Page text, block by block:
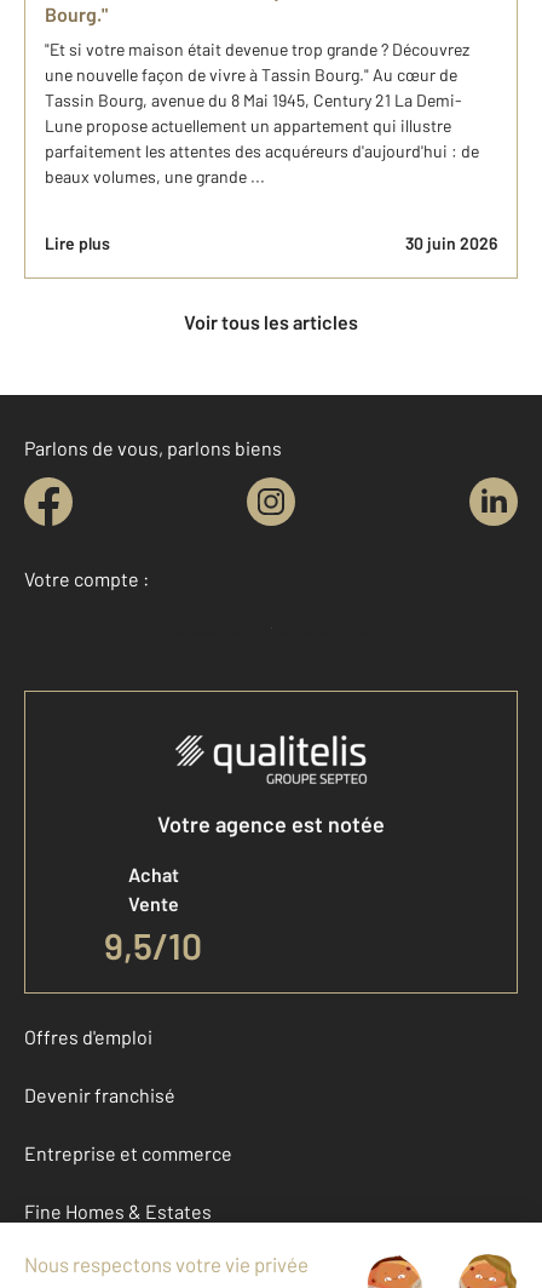
Bourg."
"Et si votre maison était devenue trop grande ? Découvrez
une nouvelle façon de vivre à Tassin Bourg." Au cœur de
Tassin Bourg, avenue du 8 Mai 1945, Century 21 La Demi-
Lune propose actuellement un appartement qui illustre
parfaitement les attentes des acquéreurs d'aujourd'hui : de
beaux volumes, une grande ...
Lire plus 30 juin 2026
Voir tous les articles
Parlons de vous, parlons biens
Votre compte :
Accéder à mon compte
Votre agence est notée
Achat
Vente
9,5/10
Offres d'emploi
Devenir franchisé
Entreprise et commerce
Fine Homes & Estates
À propos